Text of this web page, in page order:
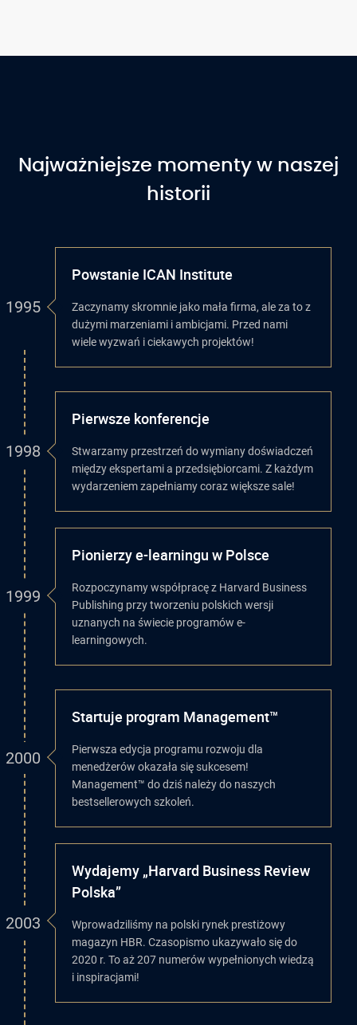
Najważniejsze momenty w naszej
historii
1995
Powstanie ICAN Institute
Zaczynamy skromnie jako mała firma, ale za to z
dużymi marzeniami i ambicjami. Przed nami
wiele wyzwań i ciekawych projektów!
1998
Pierwsze konferencje
Stwarzamy przestrzeń do wymiany doświadczeń
między ekspertami a przedsiębiorcami. Z każdym
wydarzeniem zapełniamy coraz większe sale!
1999
Pionierzy e-learningu w Polsce
Rozpoczynamy współpracę z Harvard Business
Publishing przy tworzeniu polskich wersji
uznanych na świecie programów e-
learningowych.
2000
Startuje program Management™
Pierwsza edycja programu rozwoju dla
menedżerów okazała się sukcesem!
Management™ do dziś należy do naszych
bestsellerowych szkoleń.
2003
Wydajemy „Harvard Business Review
Polska”
Wprowadziliśmy na polski rynek prestiżowy
magazyn HBR. Czasopismo ukazywało się do
2020 r. To aż 207 numerów wypełnionych wiedzą
i inspiracjami!